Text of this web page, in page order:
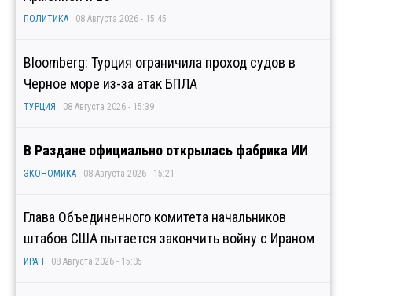
ПОЛИТИКА 08 Августа 2026 - 15:45
Bloomberg: Турция ограничила проход судов в
Черное море из-за атак БПЛА
ТУРЦИЯ 08 Августа 2026 - 15:39
В Раздане официально открылась фабрика ИИ
ЭКОНОМИКА 08 Августа 2026 - 15:21
Глава Объединенного комитета начальников
штабов США пытается закончить войну с Ираном
ИРАН 08 Августа 2026 - 15:05